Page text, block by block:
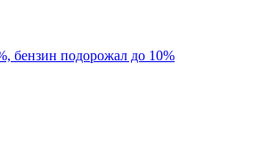
бензин подорожал до 10%